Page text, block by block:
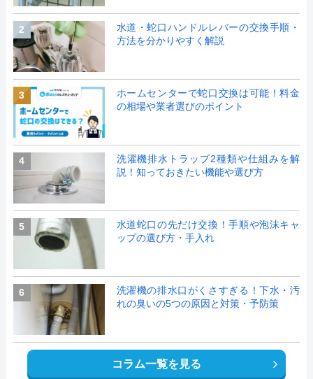
2
水道・蛇口ハンドルレバーの交換手順・
方法を分かりやすく解説
3
ホームセンターで蛇口交換は可能！料金
の相場や業者選びのポイント
4
洗濯機排水トラップ2種類や仕組みを解
説！知っておきたい機能や選び方
5
水道蛇口の先だけ交換！手順や泡沫キャ
ップの選び方・手入れ
6
洗濯機の排水口がくさすぎる！下水・汚
れの臭いの5つの原因と対策・予防策
コラム一覧を見る